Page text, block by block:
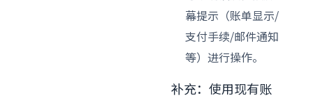
幕提示（账单显示/
支付手续/邮件通知
等）进行操作。
补充：使用现有账